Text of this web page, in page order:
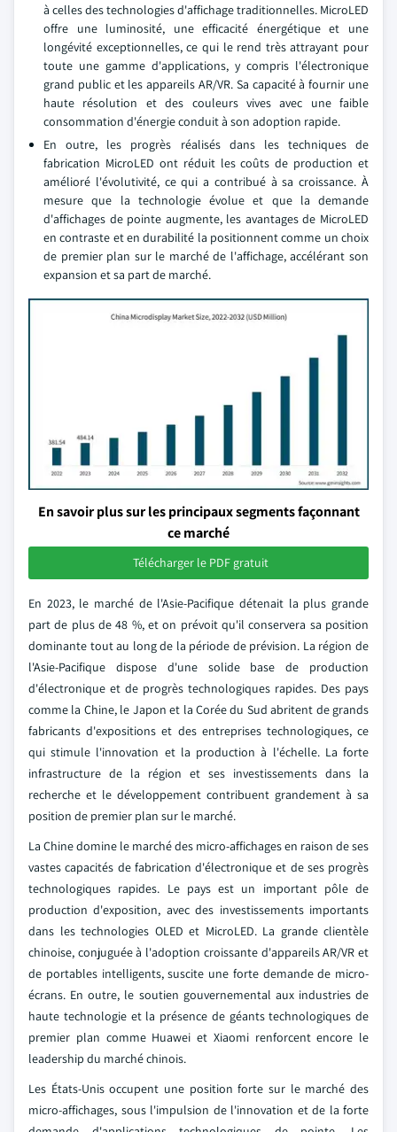
à celles des technologies d'affichage traditionnelles. MicroLED
offre une luminosité, une efficacité énergétique et une
longévité exceptionnelles, ce qui le rend très attrayant pour
toute une gamme d'applications, y compris l'électronique
grand public et les appareils AR/VR. Sa capacité à fournir une
haute résolution et des couleurs vives avec une faible
consommation d'énergie conduit à son adoption rapide.
En outre, les progrès réalisés dans les techniques de
fabrication MicroLED ont réduit les coûts de production et
amélioré l'évolutivité, ce qui a contribué à sa croissance. À
mesure que la technologie évolue et que la demande
d'affichages de pointe augmente, les avantages de MicroLED
en contraste et en durabilité la positionnent comme un choix
de premier plan sur le marché de l'affichage, accélérant son
expansion et sa part de marché.
En savoir plus sur les principaux segments façonnant
ce marché
Télécharger le PDF gratuit
En 2023, le marché de l'Asie-Pacifique détenait la plus grande
part de plus de 48 %, et on prévoit qu'il conservera sa position
dominante tout au long de la période de prévision. La région de
l'Asie-Pacifique dispose d'une solide base de production
d'électronique et de progrès technologiques rapides. Des pays
comme la Chine, le Japon et la Corée du Sud abritent de grands
fabricants d'expositions et des entreprises technologiques, ce
qui stimule l'innovation et la production à l'échelle. La forte
infrastructure de la région et ses investissements dans la
recherche et le développement contribuent grandement à sa
position de premier plan sur le marché.
La Chine domine le marché des micro-affichages en raison de ses
vastes capacités de fabrication d'électronique et de ses progrès
technologiques rapides. Le pays est un important pôle de
production d'exposition, avec des investissements importants
dans les technologies OLED et MicroLED. La grande clientèle
chinoise, conjuguée à l'adoption croissante d'appareils AR/VR et
de portables intelligents, suscite une forte demande de micro-
écrans. En outre, le soutien gouvernemental aux industries de
haute technologie et la présence de géants technologiques de
premier plan comme Huawei et Xiaomi renforcent encore le
leadership du marché chinois.
Les États-Unis occupent une position forte sur le marché des
micro-affichages, sous l'impulsion de l'innovation et de la forte